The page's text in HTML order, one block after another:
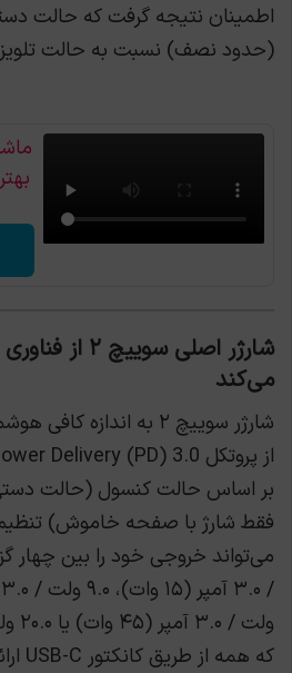
اطمینان نتیجه گرفت که حالت
(حدود نصف) نسبت به حالت
می‌کند
شارژر سوییچ ۲ به اندازه
بر اساس حالت کنسول (حالت
فقط شارژ با صفحه خاموش) تنظیم
که همه از طریق کانکتور USB-C ارائه می‌شوند.